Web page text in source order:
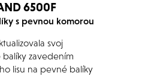
tandemové
stroja
6500F
s pevnou komorou
svoj
zavedením
lisu na pevné balíky